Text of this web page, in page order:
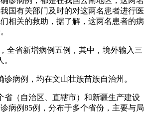
国有关部门及时的对这两名患者进行医
相关的救助，据了解，这两名患者的病
全省新增病例五例，其中，境外输入三
诊病例，均在文山壮族苗族自治州。
省（自治区、直辖市）和新疆生产建设
病例85例，分布于多个省份，主要与局